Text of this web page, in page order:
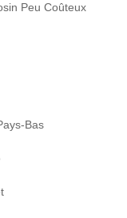
Peu Coûteux
Bas